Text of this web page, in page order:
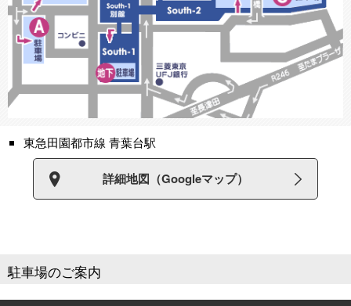
東急田園都市線 青葉台駅
詳細地図（Googleマップ）
駐車場のご案内